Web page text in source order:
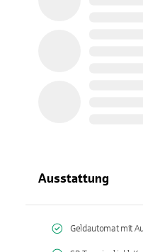
Ausstattung
Geldautomat mit